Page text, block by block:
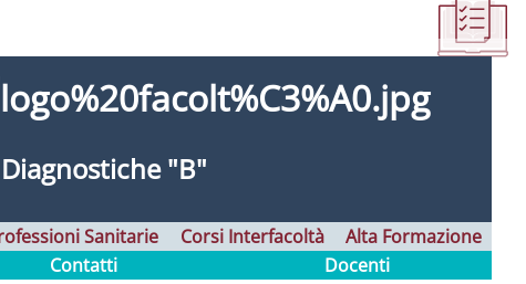
"B"
Sanitarie Corsi Interfacoltà
Alta Formazione
Contatti Docenti